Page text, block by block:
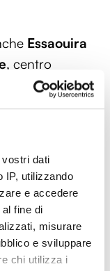
dati
IP, utilizzando
e accedere
fine di
misurare
e sviluppare
chi utilizza i
Essaouira
, centro
moderno
è stata ilset
nel deserto”
coinvolge
diverse: al di
si staglia in
possibile